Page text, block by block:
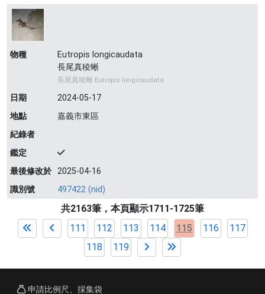
物種
Eutropis longicaudata
長尾真稜蜥
長尾真稜蜥 Eutropis longicaudata
日期
2024-05-17
地點
嘉義市東區
紀錄者
鑑定
最後修改於 2025-04-16
識別號
497422 (nid)
共2163筆，本頁顯示1711-1725筆
111
112 113 114 115 116
117
118
119
申請比例尺、採集袋